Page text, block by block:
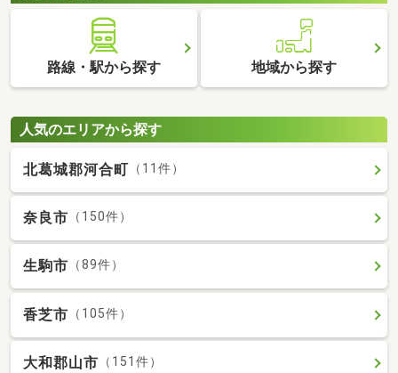
路線・駅から探す 地域から探す
人気のエリアから探す
北葛城郡河合町 （11件）
奈良市 （150件）
生駒市 （89件）
香芝市 （105件）
大和郡山市 （151件）